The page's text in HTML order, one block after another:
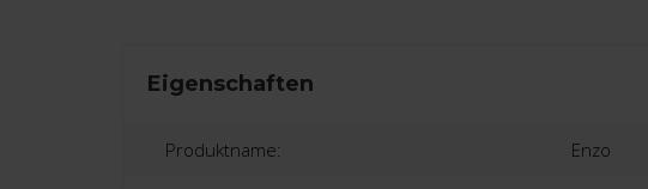
Eigenschaften
Produktname: Enzo